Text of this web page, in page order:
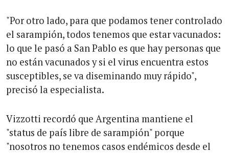
"Por otro lado, para que podamos tener controlado
el sarampión, todos tenemos que estar vacunados:
lo que le pasó a San Pablo es que hay personas que
no están vacunados y si el virus encuentra estos
susceptibles, se va diseminando muy rápido",
precisó la especialista.
Vizzotti recordó que Argentina mantiene el
"status de país libre de sarampión" porque
"nosotros no tenemos casos endémicos desde el